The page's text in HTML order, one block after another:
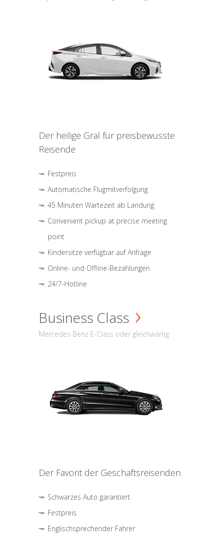
Der heilige Gral für preisbewusste
Reisende
Festpreis
Automatische Flugmitverfolgung
45 Minuten Wartezeit ab Landung
Convenient pickup at precise meeting
point
Kindersitze verfügbar auf Anfrage
Online- und Offline-Bezahlungen
24/7-Hotline
Business Class
Mercedes-Benz E-Class oder gleichwärtig
Der Favorit der Geschäftsreisenden
Schwarzes Auto garantiert
Festpreis
Englischsprechender Fahrer